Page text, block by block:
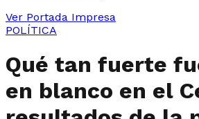
Ver Portada Impresa
POLÍTICA
Qué tan fuerte
en blanco en el